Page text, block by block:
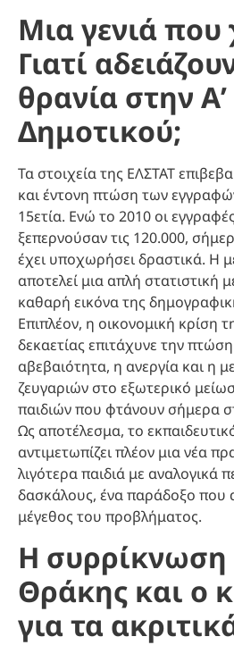
Μια γενιά που
Γιατί
θρανία στην Α’
Δημοτικού;
Τα στοιχεία της ΕΛΣΤΑΤ
και έντονη πτώση των
15ετία. Ενώ το 2010 οι
ξεπερνούσαν τις 120.000,
έχει υποχωρήσει δραστικά. Η
αποτελεί μια απλή στατιστική
καθαρή εικόνα της
Επιπλέον, η οικονομική κρίση
δεκαετίας επιτάχυνε την
αβεβαιότητα, η ανεργία και η
ζευγαριών στο εξωτερικό
παιδιών που φτάνουν σήμερα
Ως αποτέλεσμα, το
αντιμετωπίζει πλέον μια νέα
λιγότερα παιδιά με αναλογικά
δασκάλους, ένα παράδοξο που
μέγεθος του προβλήματος.
Η συρρίκνωση
Θράκης και ο
για τα